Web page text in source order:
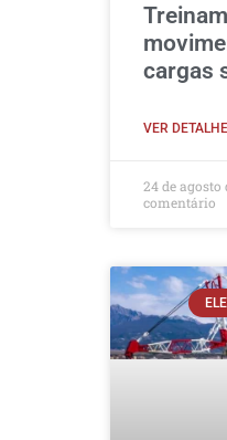
cargas
VER
24 de agosto
comentário